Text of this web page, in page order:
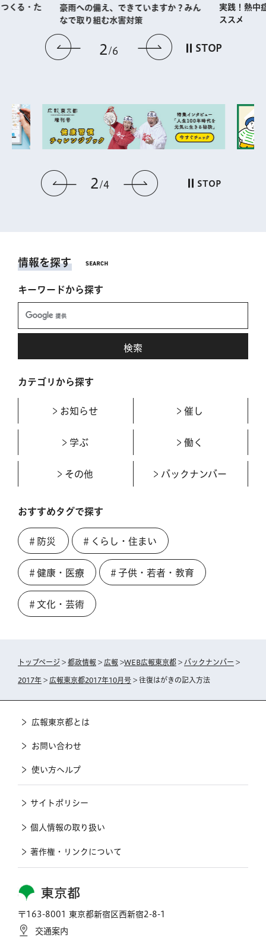
前のスライドを表示
2 6 次のスライドを
STOP
くる・た
豪雨への備え、できていますか？みん
なで取り組む水害対策
実践！熱中
ススメ
前のスライドを表示
2 4 次のスライドを表
STOP
情報を探す
キーワードから探す
カテゴリから探す
お知らせ 催し
学ぶ 働く
その他 バックナンバー
おすすめタグで探す
＃防災 ＃くらし・住まい
＃健康・医療 ＃子供・若者・教育
＃文化・芸術
トップページ > 都政情報 > 広報 >WEB広報東京都 > バックナンバー >
2017年 > 広報東京都2017年10月号 > 往復はがきの記入方法
東京都
〒163-8001 東京都新宿区西新宿2-8-1
交通案内
広報東京都とは
お問い合わせ
使い方ヘルプ
サイトポリシー
個人情報の取り扱い
著作権・リンクについて